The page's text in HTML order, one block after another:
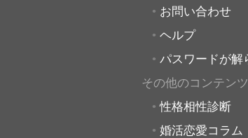
お問い合わせ
ヘルプ
パスワードが解
その他のコンテンツ
性格相性診断
婚活恋愛コラム